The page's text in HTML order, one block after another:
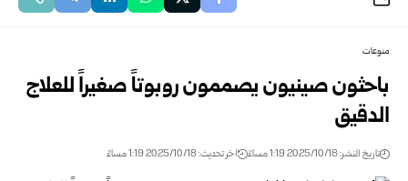
منوعات
باحثون صينيون يصممون روبوتاً صغيراً للعلاج
الدقيق
تاريخ النشر: 2025/10/18 1:19 مساءً اخر تحديث: 2025/10/18 1:19 مساءً